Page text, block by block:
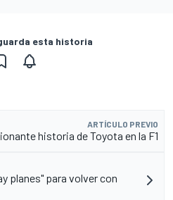
esta historia
ARTÍCULO PREVIO
historia de Toyota en la F1
planes" para volver con